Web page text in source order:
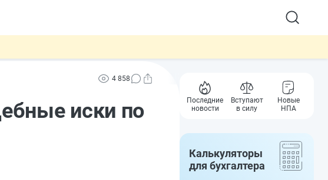
4 858
иски по
Последние
новости
Вступают
в силу
Новые
НПА
Калькуляторы
для бухгалтера